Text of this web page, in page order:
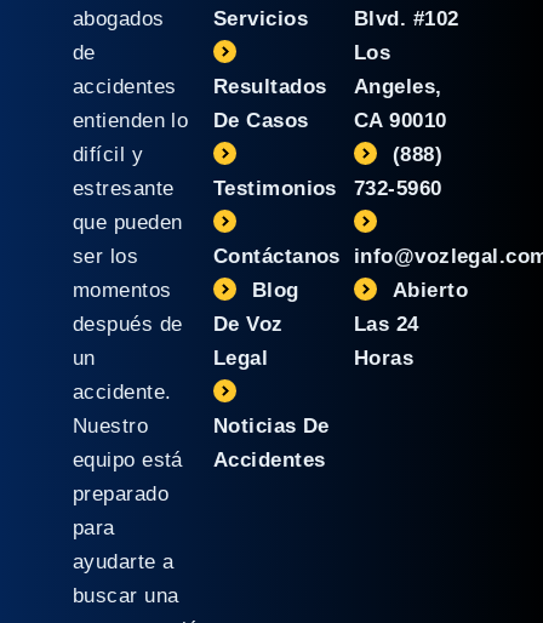
abogados
de
accidentes
entienden lo
difícil y
estresante
que pueden
ser los
momentos
después de
un
accidente.
Nuestro
equipo está
preparado
para
ayudarte a
buscar una
Servicios
Resultados
De Casos
Testimonios
Contáctanos
Blog
De Voz
Legal
Noticias De
Accidentes
Blvd. #102
Los
Angeles,
CA 90010
(888)
732-5960
Abierto
Las 24
Horas